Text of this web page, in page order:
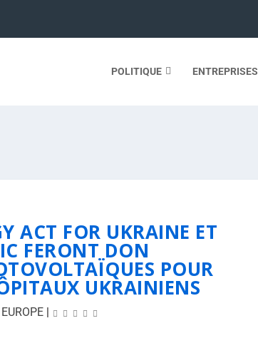
POLITIQUE ENTREPRISES
ACT FOR UKRAINE ET
FERONT DON
POUR
UKRAINIENS
EUROPE|